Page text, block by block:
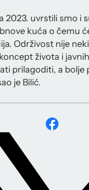
2023. uvrstili smo i
kuća o čemu
Održivost nije
života i
prilagoditi, a bolje
je Bilić.